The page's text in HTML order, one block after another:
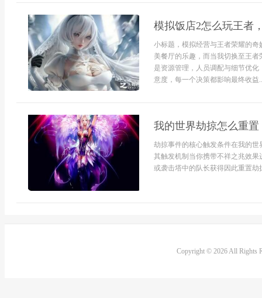
模拟饭店2怎么玩王者
小标题，模拟经营与王者荣耀的
美餐厅的乐趣，而当我切换至王
是资源管理，人员调配与细节优
意度，每一个决策都影响最终收益
我的世界劫掠怎么重
劫掠事件的核心触发条件在我的
其触发机制当你携带不祥之兆效
或袭击塔中的队长获得因此重置
Copyright © 2026 All Rights